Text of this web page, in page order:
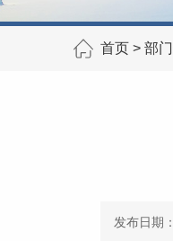
首页 > 部
发布日期